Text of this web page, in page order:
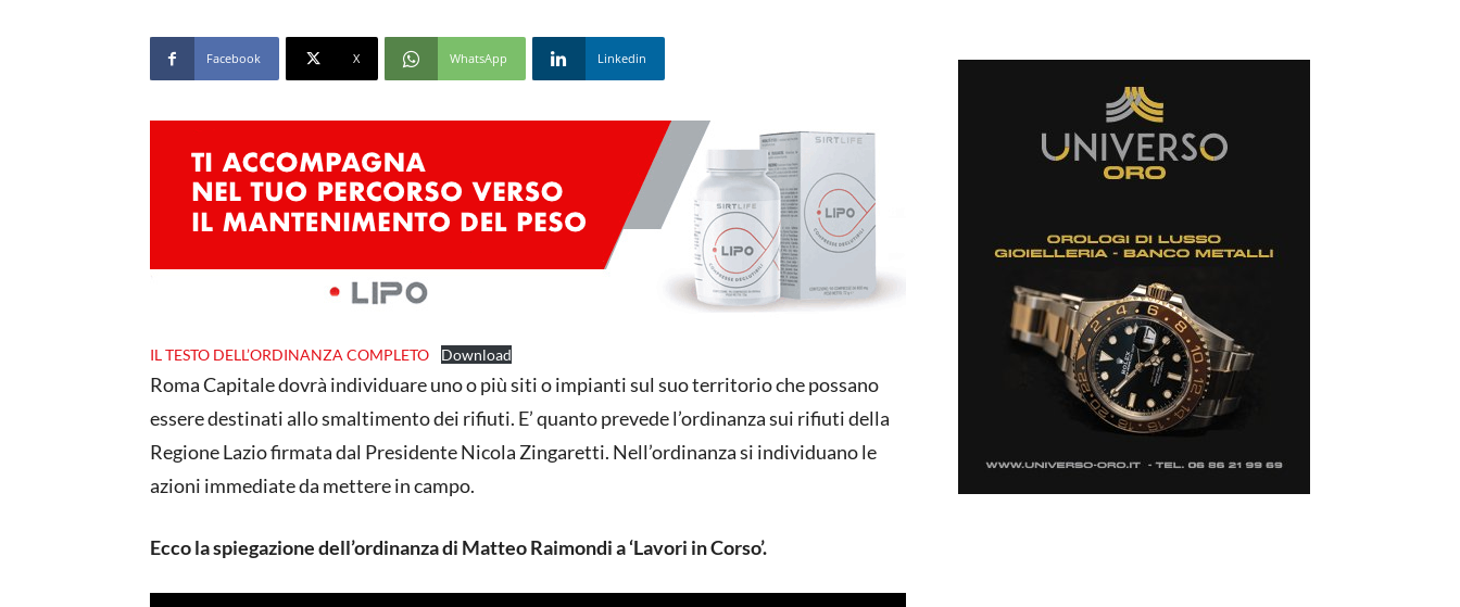
Facebook X WhatsApp Linkedin
IL TESTO DELL’ORDINANZA COMPLETO Download
Roma Capitale dovrà individuare uno o più siti o impianti sul suo territorio che possano
essere destinati allo smaltimento dei rifiuti. E’ quanto prevede l’ordinanza sui rifiuti della
Regione Lazio firmata dal Presidente Nicola Zingaretti. Nell’ordinanza si individuano le
azioni immediate da mettere in campo.
Ecco la spiegazione dell’ordinanza di Matteo Raimondi a ‘Lavori in Corso’.